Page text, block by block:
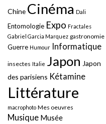
Chine Cinéma Dali
Entomologie Expo Fractales
Gabriel Garcia Marquez gastronomie
Guerre Humour Informatique
insectes Italie Japon Japon
des parisiens Kétamine
Littérature
macrophoto Mes oeuvres
Musique Musée